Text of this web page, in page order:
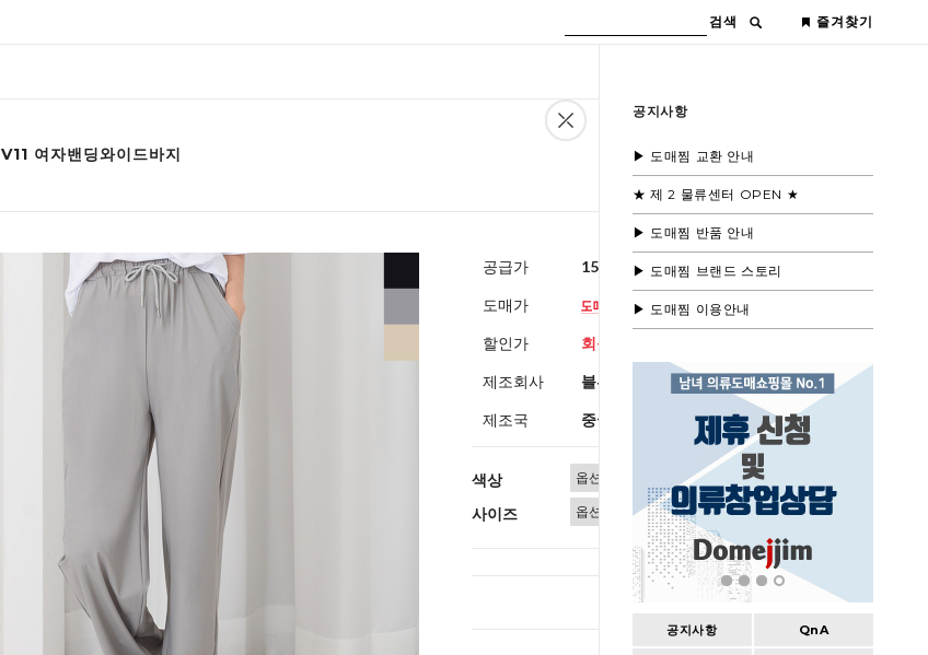
검색 즐겨찾기
공지사항
▶ 도매찜 교환 안내
★ 제 2 물류센터 OPEN ★
▶ 도매찜 반품 안내
▶ 도매찜 브랜드 스토리
▶ 도매찜 이용안내
공지사항 QnA
여자밴딩와이드바지
공급가 15,000원(부가세별도)
도매가
할인가 회원공개
제조회사 블루모드제휴사
제조국 중국
색상
사이즈
총 상품